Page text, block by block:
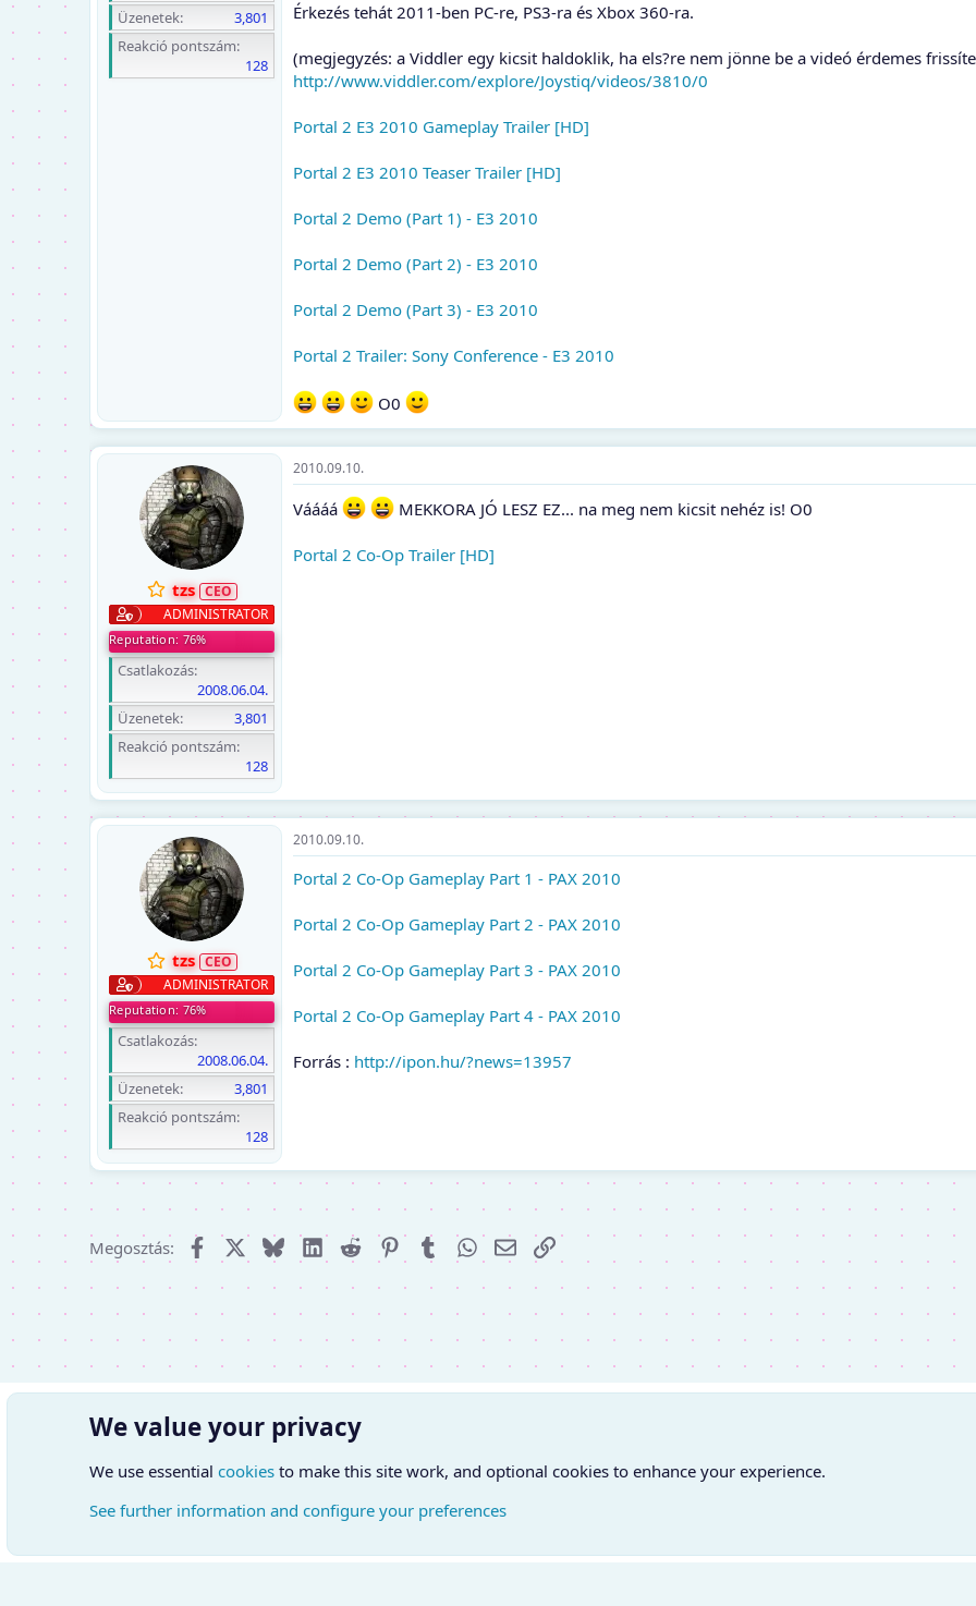
Üzenetek
3,801
Reakció pontszám
128
Érkezés tehát 2011-ben PC-re, PS3-ra és Xbox 360-ra.
(megjegyzés: a Viddler egy kicsit haldoklik, ha els?re nem jönne be a videó érdemes
http://www.viddler.com/explore/Joystiq/videos/3810/0
Portal 2 E3 2010 Gameplay Trailer [HD]
Portal 2 E3 2010 Teaser Trailer [HD]
Portal 2 Demo (Part 1) - E3 2010
Portal 2 Demo (Part 2) - E3 2010
Portal 2 Demo (Part 3) - E3 2010
Portal 2 Trailer: Sony Conference - E3 2010
O0
tzs
ADMINISTRATOR
Reputation: 76%
Csatlakozás
2008.06.04.
Üzenetek
3,801
Reakció pontszám
128
2010.09.10.
Váááá MEKKORA JÓ LESZ EZ... na meg nem kicsit nehéz is! O0
Portal 2 Co-Op Trailer [HD]
tzs
ADMINISTRATOR
Reputation: 76%
Csatlakozás
2008.06.04.
Üzenetek
3,801
Reakció pontszám
128
2010.09.10.
Portal 2 Co-Op Gameplay Part 1 - PAX 2010
Portal 2 Co-Op Gameplay Part 2 - PAX 2010
Portal 2 Co-Op Gameplay Part 3 - PAX 2010
Portal 2 Co-Op Gameplay Part 4 - PAX 2010
Forrás : http://ipon.hu/?news=13957
Megosztás: FacebookX (Twitter)
BlueskyLinkedIn
Reddit PinterestTumblrWhatsApp
E-mailLink
Cookies Hungarian (HU) Kapcsolatfelvétel
We value your privacy
We use essential cookies to make this site work, and optional cookies to enhance your experience.
See further information and configure your preferences